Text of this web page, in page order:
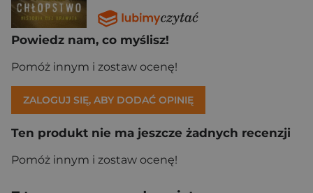
Powiedz nam, co myślisz!
Pomóż innym i zostaw ocenę!
ZALOGUJ SIĘ, ABY DODAĆ OPINIĘ
Ten produkt nie ma jeszcze żadnych recenzji
Pomóż innym i zostaw ocenę!